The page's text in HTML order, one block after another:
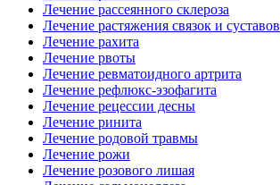
Лечение рассеянного склероза
Лечение растяжения связок и суставов
Лечение рахита
Лечение рвоты
Лечение ревматоидного артрита
Лечение рефлюкс-эзофагита
Лечение рецессии десны
Лечение ринита
Лечение родовой травмы
Лечение рожи
Лечение розового лишая